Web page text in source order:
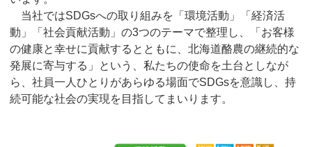
当社ではSDGsへの取り組みを「環境活動」「経済活
動」「社会貢献活動」の3つのテーマで整理し、「お客様
の健康と幸せに貢献するとともに、北海道酪農の継続的な
発展に寄与する」という、私たちの使命を土台としなが
ら、社員一人ひとりがあらゆる場面でSDGsを意識し、持
続可能な社会の実現を目指してまいります。